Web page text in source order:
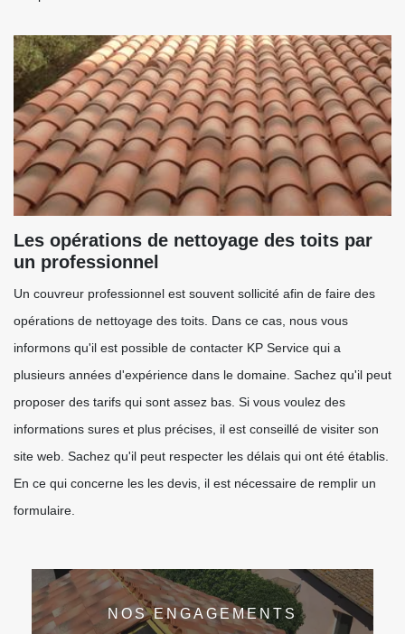
Les opérations de nettoyage des toits par
un professionnel
Un couvreur professionnel est souvent sollicité afin de faire des
opérations de nettoyage des toits. Dans ce cas, nous vous
informons qu'il est possible de contacter KP Service qui a
plusieurs années d'expérience dans le domaine. Sachez qu'il peut
proposer des tarifs qui sont assez bas. Si vous voulez des
informations sures et plus précises, il est conseillé de visiter son
site web. Sachez qu'il peut respecter les délais qui ont été établis.
En ce qui concerne les les devis, il est nécessaire de remplir un
formulaire.
NOS ENGAGEMENTS